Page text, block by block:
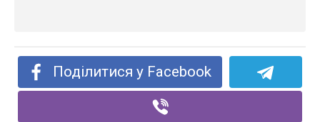
Поділитися у Facebook